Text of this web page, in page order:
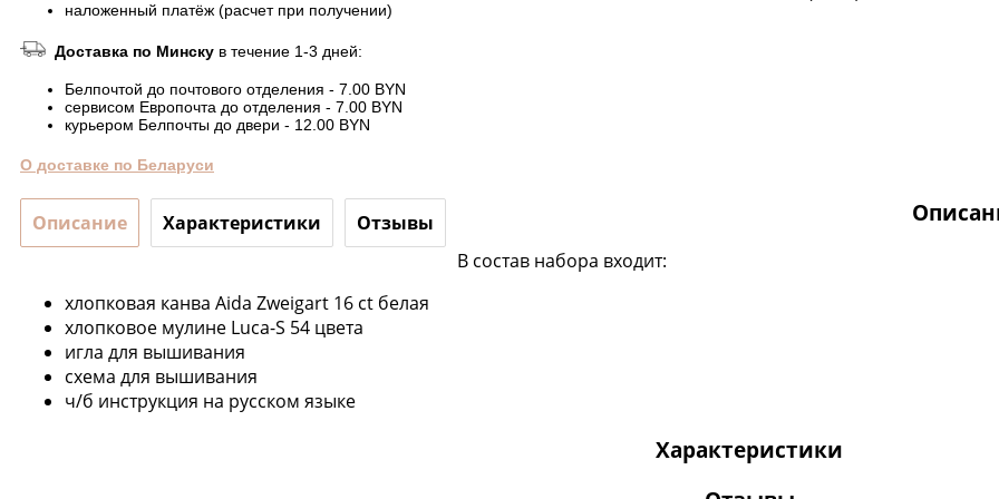
наложенный платёж (расчет при получении)
Доставка по Минску в течение 1-3 дней:
Белпочтой до почтового отделения - 7.00 BYN
сервисом Европочта до отделения - 7.00 BYN
курьером Белпочты до двери - 12.00 BYN
О доставке по Беларуси
Описание Характеристики Отзывы
В состав набора входит:
хлопковая канва Aida Zweigart 16 ct белая
хлопковое мулине Luca-S 54 цвета
игла для вышивания
схема для вышивания
ч/б инструкция на русском языке
Характеристики